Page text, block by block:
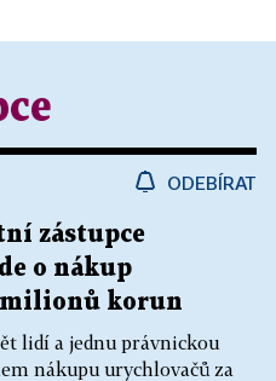
ODEBÍRAT
zástupce
o nákup
milionů korun
lidí a jednu právnickou
nákupu urychlovačů za